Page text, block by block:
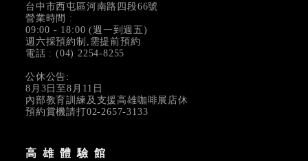
台中市西屯區河南路四段66號
營業時間 :
09:00 - 18:00 (週一到週五)
週六採預約制,需提前預約
電話 : (04) 2254-8255
公休公告:
8月3日至8月11日
內部教育訓練及支援高雄咖啡展店休
預約賞機請打02-2657-3133
高雄體驗館